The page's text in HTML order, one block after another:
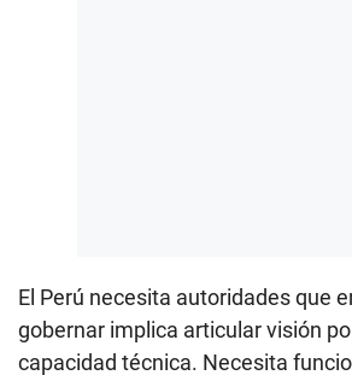
El Perú necesita autoridades que
gobernar implica articular visión
capacidad técnica. Necesita